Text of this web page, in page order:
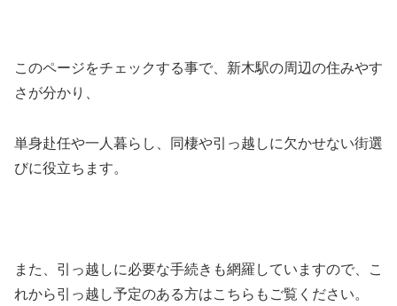
このページをチェックする事で、新木駅の周辺の住みやす
さが分かり、
単身赴任や一人暮らし、同棲や引っ越しに欠かせない街選
びに役立ちます。
また、引っ越しに必要な手続きも網羅していますので、こ
れから引っ越し予定のある方はこちらもご覧ください。